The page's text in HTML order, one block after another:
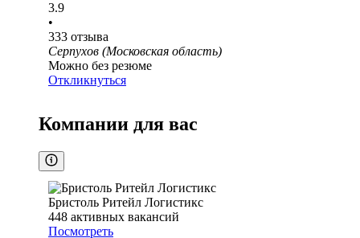
3.9
•
333 отзыва
Серпухов (Московская область)
Можно без резюме
Откликнуться
Компании для вас
Бристоль Ритейл Логистикс
448 активных вакансий
Посмотреть